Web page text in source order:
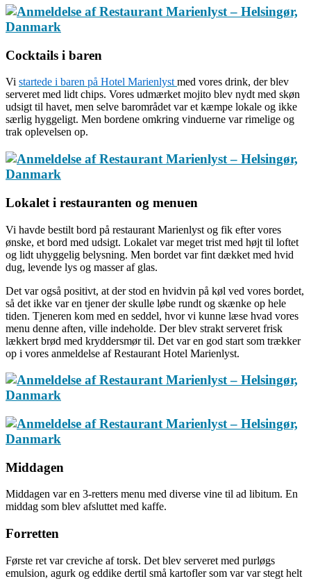
Cocktails i baren
Vi startede i baren på Hotel Marienlystmed vores drink, der blev
serveret med lidt chips. Vores udmærket mojito blev nydt med skøn
udsigt til havet, men selve barområdet var et kæmpe lokale og ikke
særlig hyggeligt. Men bordene omkring vinduerne var rimelige og
trak oplevelsen op.
Lokalet i restauranten og menuen
Vi havde bestilt bord på restaurant Marienlyst og fik efter vores
ønske, et bord med udsigt. Lokalet var meget trist med højt til loftet
og lidt uhyggelig belysning. Men bordet var fint dækket med hvid
dug, levende lys og masser af glas.
Det var også positivt, at der stod en hvidvin på køl ved vores bordet,
så det ikke var en tjener der skulle løbe rundt og skænke op hele
tiden. Tjeneren kom med en seddel, hvor vi kunne læse hvad vores
menu denne aften, ville indeholde. Der blev strakt serveret frisk
lækkert brød med kryddersmør til. Det var en god start som trækker
op i vores anmeldelse af Restaurant Hotel Marienlyst.
Middagen
Middagen var en 3-retters menu med diverse vine til ad libitum. En
middag som blev afsluttet med kaffe.
Forretten
Første ret var creviche af torsk. Det blev serveret med purløgs
emulsion, agurk og eddike dertil små kartofler som var var stegt helt